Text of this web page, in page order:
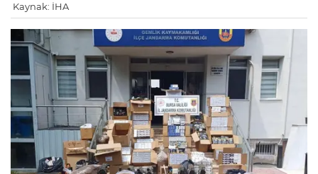
Kaynak: İHA